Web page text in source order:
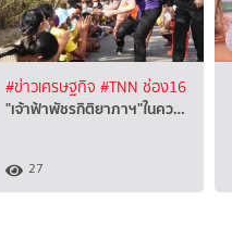
#ข่าวเศรษฐกิจ #TNN ช่อง16
"เจ้าฟ้าพัชรกิติยาภาฯ"ในคว…
27